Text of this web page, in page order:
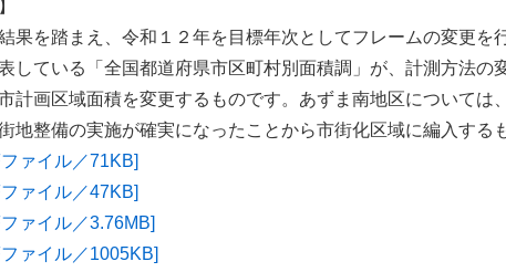
果を踏まえ、令和１２年を目標年次としてフレームの変更を
している「全国都道府県市区町村別面積調」が、計測方法の
計画区域面積を変更するものです。あずま南地区については
地整備の実施が確実になったことから市街化区域に編入する
ァイル／71KB]
ァイル／47KB]
ァイル／3.76MB]
ァイル／1005KB]